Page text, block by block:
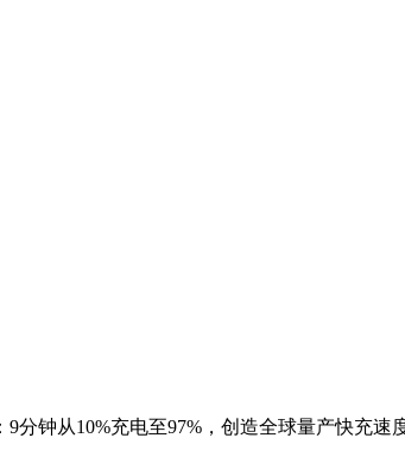
钟从10%充电至97%，创造全球量产快充